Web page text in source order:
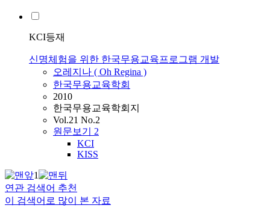
KCI등재
신명체험을 위한 한국무용교육프로그램 개발
오레지나 ( Oh Regina )
한국무용교육학회
2010
한국무용교육학회지
Vol.21 No.2
원문보기 2
KCI
KISS
1
연관 검색어 추천
이 검색어로 많이 본 자료